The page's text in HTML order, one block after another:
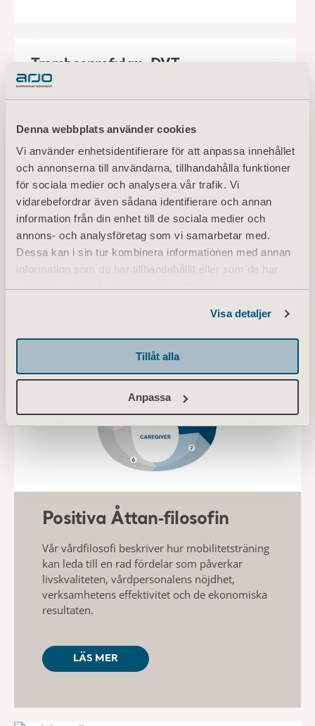
Denna webbplats använder cookies
Vi använder enhetsidentifierare för att anpassa innehållet
och annonserna till användarna, tillhandahålla funktioner
för sociala medier och analysera vår trafik. Vi
vidarebefordrar även sådana identifierare och annan
information från din enhet till de sociala medier och
annons- och analysföretag som vi samarbetar med.
Dessa kan i sin tur kombinera informationen med annan
information som du har tillhandahållit eller som de har
Visa detaljer
Tillåt alla
Anpassa
Trombosprofylax, DVT
I vår portfölj finns ett heltäckande
sortiment med tillförlitliga, kliniskt
för att främja säker och effektiv
Positiva Åttan‑filosofin
Vår vårdfilosofi beskriver hur mobilitetsträning
kan leda till en rad fördelar som påverkar
livskvaliteten, vårdpersonalens nöjdhet,
verksamhetens effektivitet och de ekonomiska
resultaten.
LÄS MER